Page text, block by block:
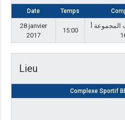
Date Temps
28 janvier
2017
15:00
المجموعة أ
Lieu
Complexe Sportif